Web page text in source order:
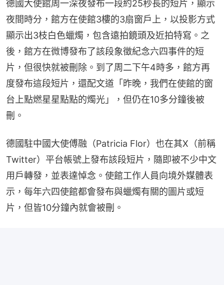
德國大使館周一深夜發布一段約25秒長的短片，顯示
夜間時分，館方在使館3樓的3扇窗戶上，以投影方式
顯示出3枝白色蠟燭，包含遠拍鏡頭及近拍特寫。之
後，館方在微博發布了該段象徵紀念六四事件的短
片，但很快就被刪除。到了周二下午4時多，館方再
度發布這段短片，還配文道「昨晚，我們在使館的窗
台上點燃星星點點的燭光」，但仍在10多分鐘後被
刪。
德國駐中國大使傅融（Patricia Flor）也在其X（前稱
Twitter）平台帳號上發布該段短片，隨即被不少中文
用戶轉發，並表達悼念。使館工作人員向境外媒體表
示，每年六四使館都會發布與蠟燭有關的圖片或短
片，但皆10分鐘內就會被刪。